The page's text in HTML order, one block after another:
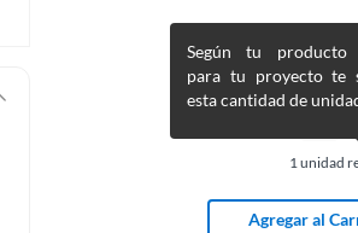
1 unidad
Según tu producto
para tu proyecto te
esta cantidad de
Agregar al